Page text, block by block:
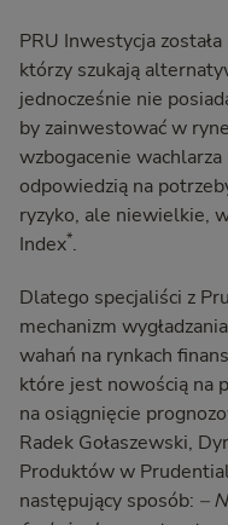
PRU Inwestycja
którzy szukają
jednocześnie nie
by zainwestować w
wzbogacenie
odpowiedzią na
ryzyko, ale niewielkie,
Index*.
Dlatego specjaliści z
mechanizm
wahań na rynkach
które jest nowością na
na osiągnięcie
Radek Gołaszewski,
Produktów w
następujący sposób: –